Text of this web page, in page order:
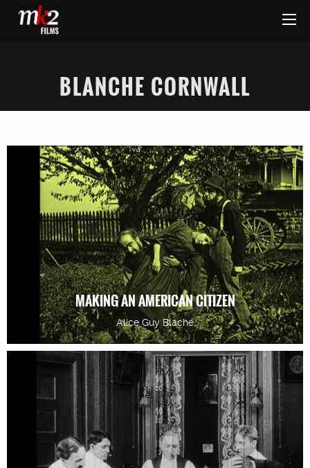
BLANCHE CORNWALL
MAKING AN AMERICAN CITIZEN
Alice Guy Blaché